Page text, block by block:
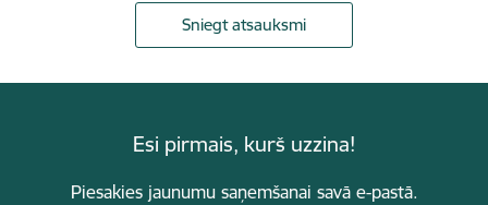
Sniegt atsauksmi
Esi pirmais, kurš uzzina!
Piesakies jaunumu saņemšanai savā e-pastā.